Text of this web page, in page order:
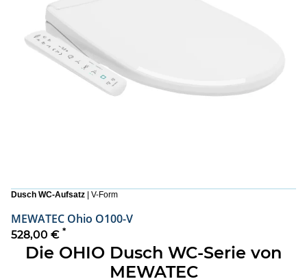
Dusch WC-Aufsatz | V-Form
MEWATEC Ohio O100-V
528,00 € *
Die OHIO Dusch WC-Serie von
MEWATEC